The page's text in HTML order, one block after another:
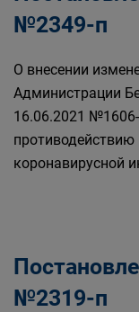
№2349-п
О внесении
Администрации
16.06.2021
коронавирусной
№2319-п